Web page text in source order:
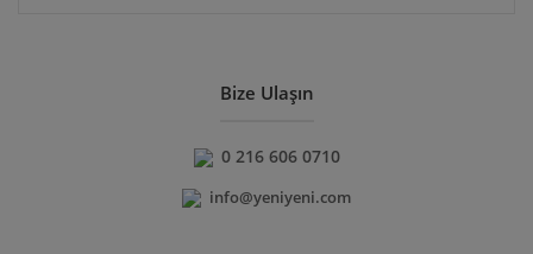
Bize Ulaşın
0 216 606 0710
info@yeniyeni.com